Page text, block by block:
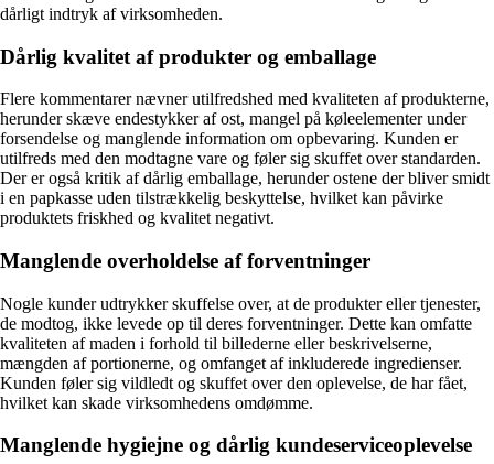
dårligt indtryk af virksomheden.
Dårlig kvalitet af produkter og emballage
Flere kommentarer nævner utilfredshed med kvaliteten af produkterne,
herunder skæve endestykker af ost, mangel på køleelementer under
forsendelse og manglende information om opbevaring. Kunden er
utilfreds med den modtagne vare og føler sig skuffet over standarden.
Der er også kritik af dårlig emballage, herunder ostene der bliver smidt
i en papkasse uden tilstrækkelig beskyttelse, hvilket kan påvirke
produktets friskhed og kvalitet negativt.
Manglende overholdelse af forventninger
Nogle kunder udtrykker skuffelse over, at de produkter eller tjenester,
de modtog, ikke levede op til deres forventninger. Dette kan omfatte
kvaliteten af maden i forhold til billederne eller beskrivelserne,
mængden af portionerne, og omfanget af inkluderede ingredienser.
Kunden føler sig vildledt og skuffet over den oplevelse, de har fået,
hvilket kan skade virksomhedens omdømme.
Manglende hygiejne og dårlig kundeserviceoplevelse